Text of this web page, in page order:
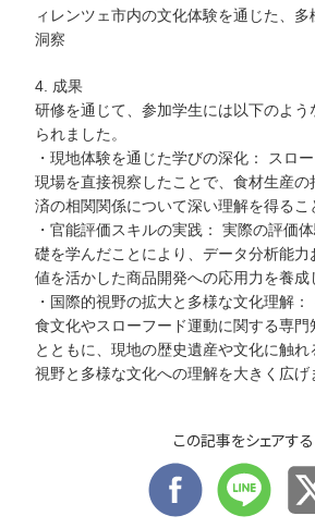
ィレンツェ市内の文化体験を通じた、
洞察
4. 成果
研修を通じて、参加学生には以下のよう
られました。
・現地体験を通じた学びの深化： スロ
現場を直接視察したことで、食材生産の
済の相関関係について深い理解を得るこ
・官能評価スキルの実践： 実際の評価
礎を学んだことにより、データ分析能力
値を活かした商品開発への応用力を養成
・国際的視野の拡大と多様な文化理解
食文化やスローフード運動に関する専門
とともに、現地の歴史遺産や文化に触
視野と多様な文化への理解を大きく広げ
この記事をシェアする